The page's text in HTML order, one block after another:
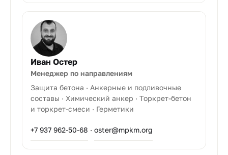
Иван Остер
Менеджер по направлениям
Защита бетона · Анкерные и подливочные
составы · Химический анкер · Торкрет-бетон
и торкрет-смеси · Герметики
+7 937 962-50-68 · oster@mpkm.org